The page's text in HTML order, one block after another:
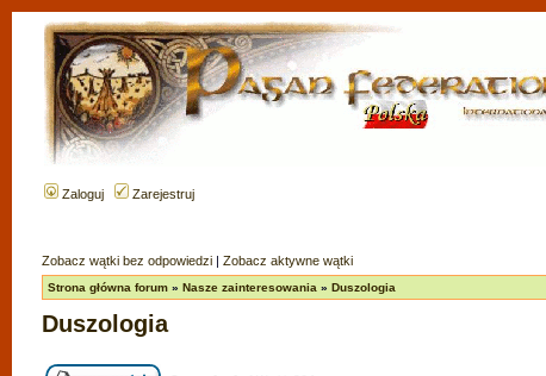
Zaloguj Zarejestruj
Zobacz wątki bez odpowiedzi | Zobacz aktywne wątki
Strona główna forum » Nasze zainteresowania » Duszologia
Duszologia